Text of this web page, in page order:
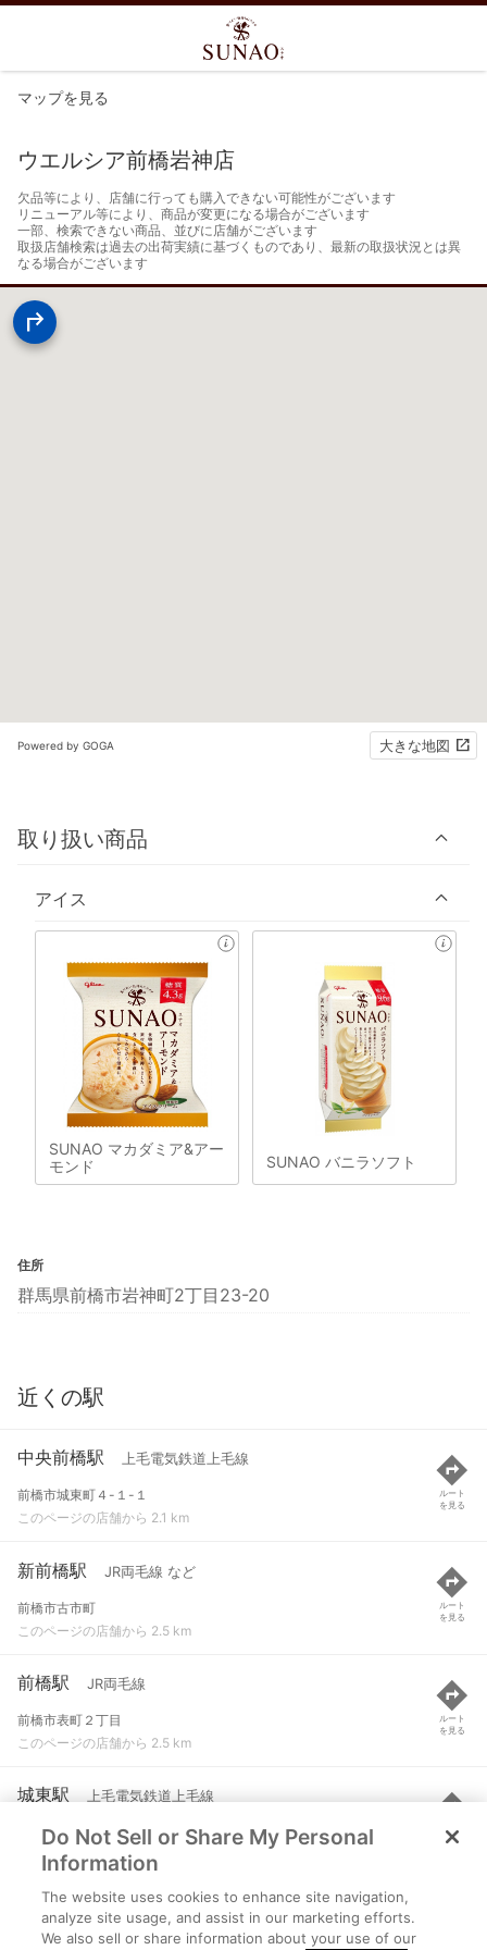
マップを見る
ウエルシア前橋岩神店
欠品等により、店舗に行っても購入できない可能性がございます
リニューアル等により、商品が変更になる場合がございます
一部、検索できない商品、並びに店舗がございます
取扱店舗検索は過去の出荷実績に基づくものであり、最新の取扱状況とは異
なる場合がございます
Powered by GOGA 大きな地図
取り扱い商品
アイス
SUNAO マカダミア&アー
モンド
SUNAO バニラソフト
住所
群馬県前橋市岩神町2丁目23-20
近くの駅
中央前橋駅 上毛電気鉄道上毛線
前橋市城東町４-１-１
このページの店舗から 2.1 km
ルート
を見る
新前橋駅 JR両毛線 など
前橋市古市町
このページの店舗から 2.5 km
ルート
を見る
前橋駅 JR両毛線
前橋市表町２丁目
このページの店舗から 2.5 km
ルート
を見る
城東駅 上毛電気鉄道上毛線
前橋市城東町４-２３-１
このページの店舗から 2.6 km
ルート
を見る
群馬総社駅
前橋市総社町植野
Do Not Sell or Share My Personal
Information
The website uses cookies to enhance site navigation,
analyze site usage, and assist in our marketing efforts.
We also sell or share information about your use of our